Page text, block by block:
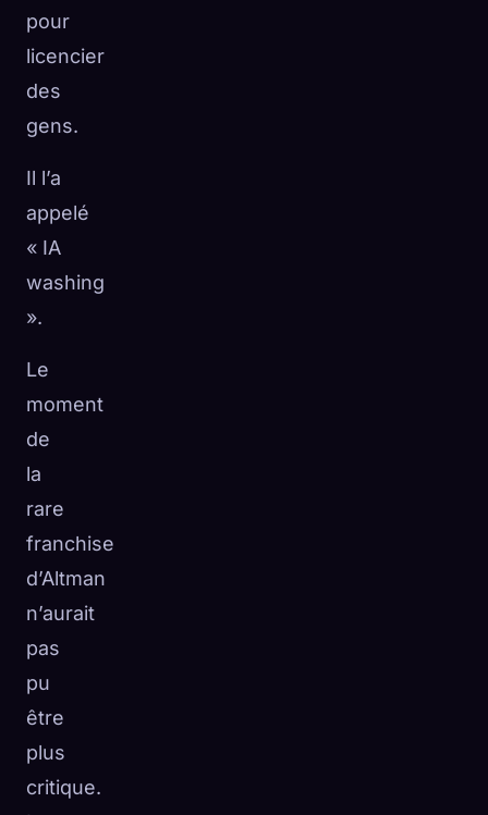
pour
licencier
des
gens.
Il l’a
appelé
« IA
washing
».
Le
moment
de
la
rare
franchise
d’Altman
n’aurait
pas
pu
être
plus
critique.